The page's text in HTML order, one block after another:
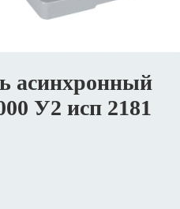
асинхронный
У2 исп 2181